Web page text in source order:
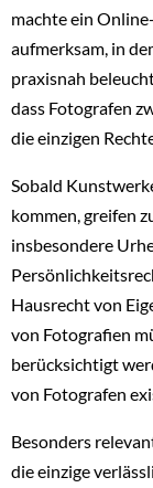
machte ein
aufmerksam, in
praxisnah
dass Fotografen
die einzigen
Sobald
kommen, greifen
insbesondere
Hausrecht von
von Fotografien
berücksichtigt
von Fotografen
Besonders
die einzige